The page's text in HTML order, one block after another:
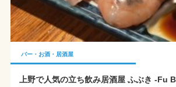
バー・お酒・居酒屋
上野で人気の立ち飲み居酒屋 ふぶき -Fu